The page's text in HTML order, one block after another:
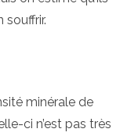
minérale de
ci n’est pas très